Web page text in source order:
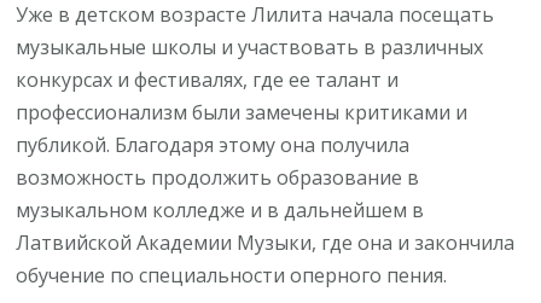
Уже в детском возрасте Лилита начала посещать
музыкальные школы и участвовать в различных
конкурсах и фестивалях, где ее талант и
профессионализм были замечены критиками и
публикой. Благодаря этому она получила
возможность продолжить образование в
музыкальном колледже и в дальнейшем в
Латвийской Академии Музыки, где она и закончила
обучение по специальности оперного пения.